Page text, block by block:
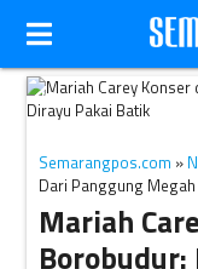
Mariah Carey/
Semarangpos.com »
Dari Panggung
Mariah